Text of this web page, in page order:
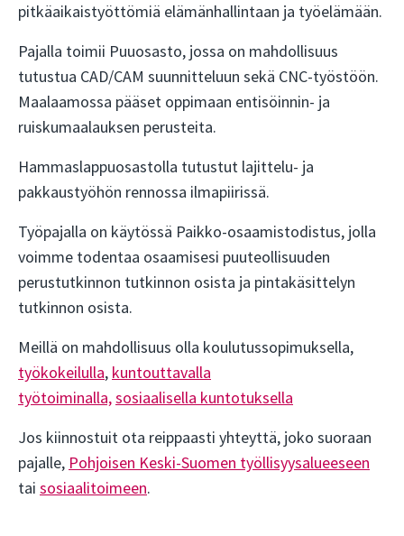
pitkäaikaistyöttömiä elämänhallintaan ja työelämään.
Pajalla toimii Puuosasto, jossa on mahdollisuus
tutustua CAD/CAM suunnitteluun sekä CNC-työstöön.
Maalaamossa pääset oppimaan entisöinnin- ja
ruiskumaalauksen perusteita.
Hammaslappuosastolla tutustut lajittelu- ja
pakkaustyöhön rennossa ilmapiirissä.
Työpajalla on käytössä Paikko-osaamistodistus, jolla
voimme todentaa osaamisesi puuteollisuuden
perustutkinnon tutkinnon osista ja pintakäsittelyn
tutkinnon osista.
Meillä on mahdollisuus olla koulutussopimuksella,
työkokeilulla, kuntouttavalla
työtoiminalla,sosiaalisella kuntotuksella
Jos kiinnostuit ota reippaasti yhteyttä, joko suoraan
pajalle, Pohjoisen Keski-Suomen työllisyysalueeseen
tai sosiaalitoimeen.